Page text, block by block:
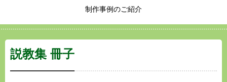
制作事例のご紹介
説教集 冊子